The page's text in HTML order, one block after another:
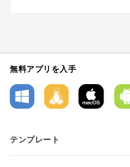
無料アプリを入手
テンプレート